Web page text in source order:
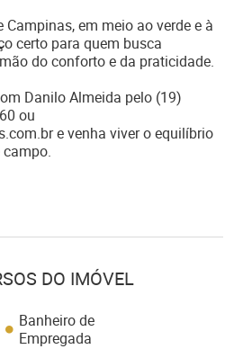
Campinas, em meio ao verde e à
certo para quem busca
do conforto e da praticidade.
Danilo Almeida pelo (19)
ou
e venha viver o equilíbrio
campo.
DO IMÓVEL
Banheiro de
Empregada